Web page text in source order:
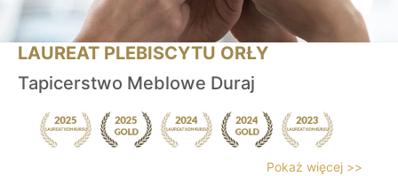
LAUREAT PLEBISCYTU ORŁY
Tapicerstwo Meblowe Duraj
Pokaż więcej >>